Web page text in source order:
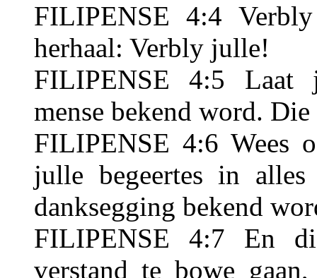
FILIPENSE 4:4
herhaal: Verbly julle!
FILIPENSE 4:5 Laat
mense bekend word.
FILIPENSE 4:6 Wees
julle begeertes in
danksegging bekend
FILIPENSE 4:7 En
verstand te bowe